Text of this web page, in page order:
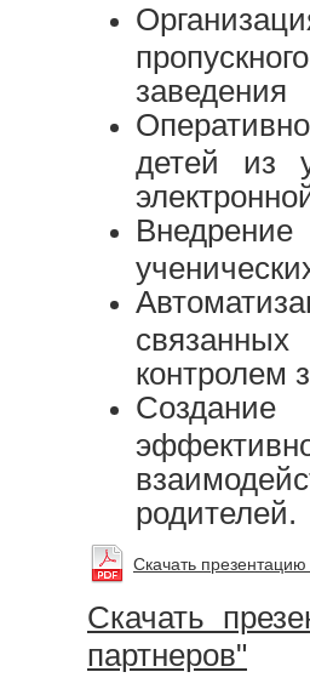
заведения
детей из
контролем
родителей.
Скачать
Скачать
партнеров"